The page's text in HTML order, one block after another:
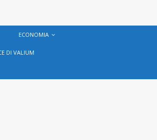
ECONOMIA
DI VALIUM